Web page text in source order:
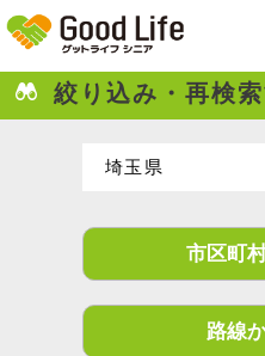
絞り込み・再検
市区町
路線